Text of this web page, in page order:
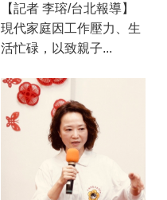
【記者 李瑢/台北報導】
現代家庭因工作壓力、生
活忙碌，以致親子...